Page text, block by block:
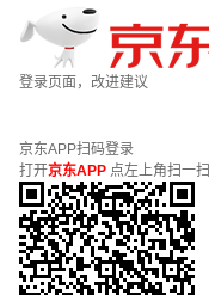
登录页面，改进建议
京东APP扫码登录
打开京东APP 点左上角扫一扫